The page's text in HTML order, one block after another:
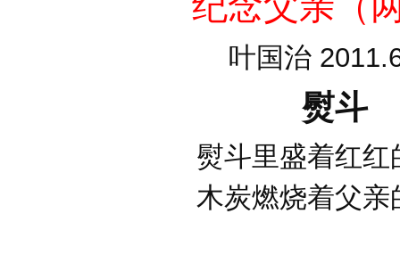
叶国治
熨斗
熨斗里盛着红红
木炭燃烧着父亲